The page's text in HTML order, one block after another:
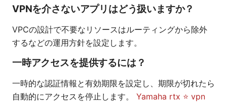
VPNを介さないアプリはどう扱いますか？
VPCの設計で不要なリソースはルーティングから除外
するなどの運用方針を設定します。
一時アクセスを提供するには？
一時的な認証情報と有効期限を設定し、期限が切れたら
自動的にアクセスを停止します。 Yamaha rtx ⭐ vpn